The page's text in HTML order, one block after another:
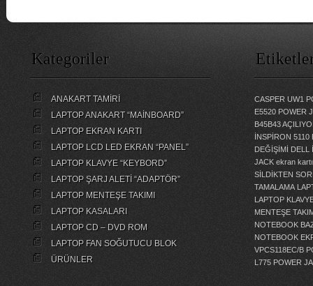
Kategoriler
ANAKART TAMİRİ
LAPTOP ANAKART “MAİNBOARD”
LAPTOP EKRAN KARTI
LAPTOP LCD LED EKRAN “PANEL”
LAPTOP KLAVYE “KEYBORD”
LAPTOP ŞARJ ALETİ “ADAPTÖR”
LAPTOP MENTEŞE TAKIMI
LAPTOP KASALARI
LAPTOP CD – DVD ROM
LAPTOP FAN SOĞUTUCU BLOK
ÜRÜNLER
CASPER UW1
E5520 POWER
B45B43
İNSPİRON
DEĞİŞİMİ
DELL
JACK ekran
SİLDİKTEN
TAMALAMA
LAPTOP
MENTEŞE
NOTEBOOK
NOTEBOOK
VPCS118EC/B
L775 POWER